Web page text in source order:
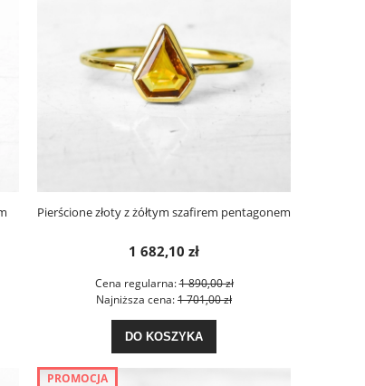
Pierścione złoty z żółtym szafirem pentagonem
1 682,10 zł
Cena regularna:1 890,00 zł
Najniższa cena:1 701,00 zł
DO KOSZYKA
PROMOCJA